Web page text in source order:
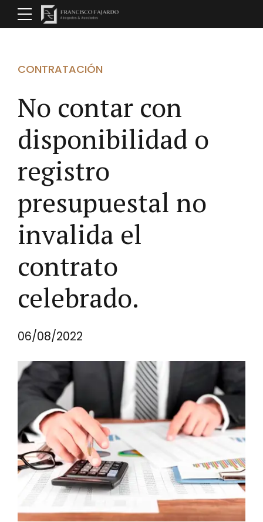
CONTRATACIÓN
No contar con
disponibilidad o
registro
presupuestal no
invalida el
contrato
celebrado.
06/08/2022